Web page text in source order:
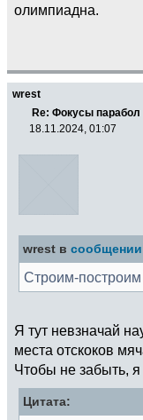
олимпиадна.
wrest
Re: Фокусы парабол
18.11.2024, 01:07
wrest в сообщении
Строим-построим
Я тут невзначай
места отскоков
Чтобы не забыть, я
Цитата: